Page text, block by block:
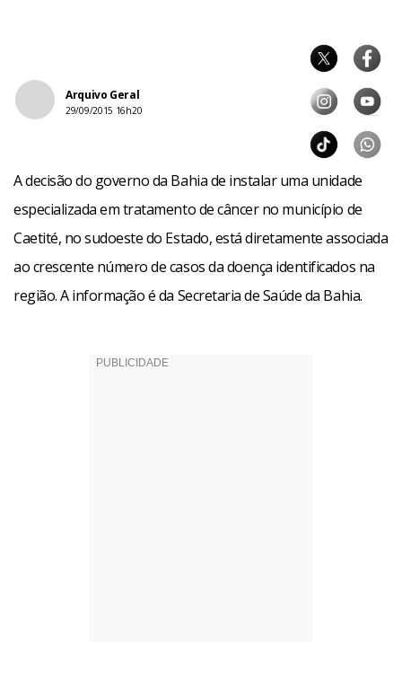
Arquivo Geral
29/09/2015 16h20
A decisão do governo da Bahia de instalar uma unidade
especializada em tratamento de câncer no município de
Caetité, no sudoeste do Estado, está diretamente associada
ao crescente número de casos da doença identificados na
região. A informação é da Secretaria de Saúde da Bahia.